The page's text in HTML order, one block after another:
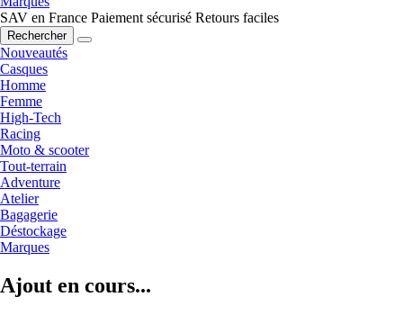
SAV en France Paiement sécurisé Retours faciles
Rechercher
Nouveautés
Casques
Homme
Femme
High-Tech
Racing
Moto & scooter
Tout-terrain
Adventure
Atelier
Bagagerie
Déstockage
Marques
Ajout en cours...